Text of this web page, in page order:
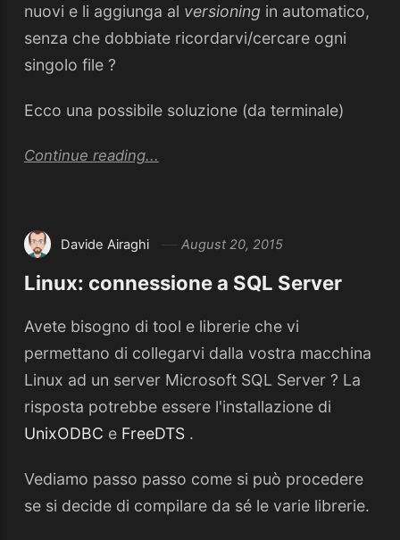
nuovi e li aggiunga al versioning in automatico,
senza che dobbiate ricordarvi/cercare ogni
singolo file ?
Ecco una possibile soluzione (da terminale)
Continue reading...
Davide Airaghi August 20, 2015
Linux: connessione a SQL Server
Avete bisogno di tool e librerie che vi
permettano di collegarvi dalla vostra macchina
Linux ad un server Microsoft SQL Server ? La
risposta potrebbe essere l'installazione di
UnixODBC e FreeDTS.
Vediamo passo passo come si può procedere
se si decide di compilare da sé le varie librerie.